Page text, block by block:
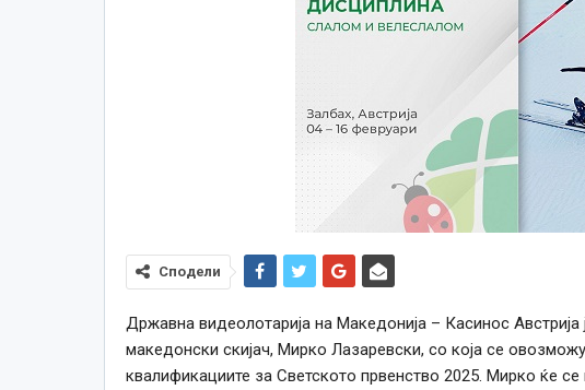
Сподели
Државна видеолотарија на Македонија – Касинос
македонски скијач, Мирко Лазаревски, со која се
квалификациите за Светското првенство 2025. Мирко ќе